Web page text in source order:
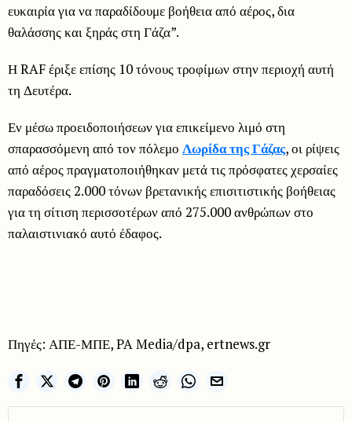
ευκαιρία για να παραδίδουμε βοήθεια από αέρος, δια
θαλάσσης και ξηράς στη Γάζα”.
Η RAF έριξε επίσης 10 τόνους τροφίμων στην περιοχή αυτή
τη Δευτέρα.
Εν μέσω προειδοποιήσεων για επικείμενο λιμό στη
σπαρασσόμενη από τον πόλεμο Λωρίδα της Γάζας, οι ρίψεις
από αέρος πραγματοποιήθηκαν μετά τις πρόσφατες χερσαίες
παραδόσεις 2.000 τόνων βρετανικής επισιτιστικής βοήθειας
για τη σίτιση περισσοτέρων από 275.000 ανθρώπων στο
παλαιστινιακό αυτό έδαφος.
Πηγές: ΑΠΕ-ΜΠΕ, PA Media/dpa, ertnews.gr